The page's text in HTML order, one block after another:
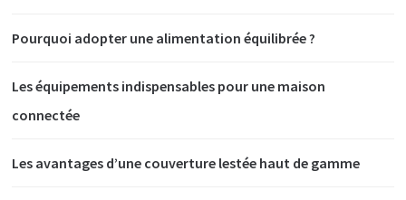
Pourquoi adopter une alimentation équilibrée ?
Les équipements indispensables pour une maison
connectée
Les avantages d’une couverture lestée haut de gamme